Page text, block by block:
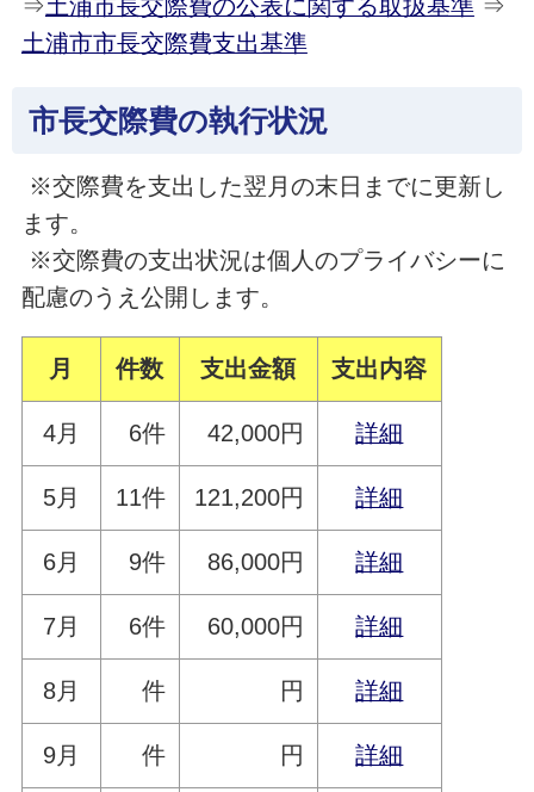
⇒土浦市長交際費の公表に関する取扱基準⇒
土浦市市長交際費支出基準
市長交際費の執行状況
※交際費を支出した翌月の末日までに更新し
ます。
※交際費の支出状況は個人のプライバシーに
配慮のうえ公開します。
月 件数 支出金額 支出内容
4月 6件 42,000円 詳細
5月 11件 121,200円 詳細
6月 9件 86,000円 詳細
7月 6件 60,000円 詳細
8月 件 円 詳細
9月 件 円 詳細